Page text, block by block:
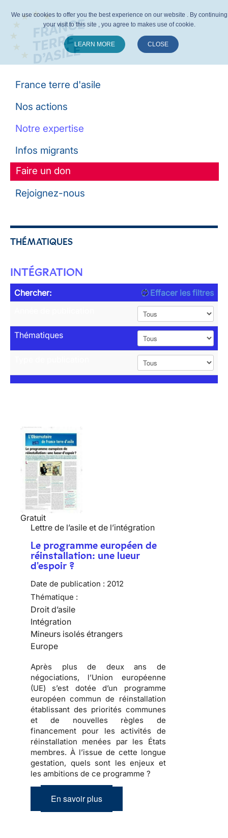
France terre d'asile
Nos actions
Notre expertise
Infos migrants
Faire un don
Rejoignez-nous
THÉMATIQUES
INTÉGRATION
Chercher:
Effacer les filtres
Thématiques
Gratuit
Lettre de l’asile et de l’intégration
Le programme européen de
réinstallation: une lueur
d'espoir ?
Date de publication : 2012
Thématique :
Droit d’asile
Intégration
Mineurs isolés étrangers
Europe
Après plus de deux ans de
négociations, l’Union européenne
(UE) s’est dotée d’un programme
européen commun de réinstallation
établissant des priorités communes
et de nouvelles règles de
financement pour les activités de
réinstallation menées par les États
membres. À l’issue de cette longue
gestation, quels sont les enjeux et
les ambitions de ce programme ?
En savoir plus
We use cookies to offer you the best experience on our website . By continuing
your visit to this site , you agree to makes use of cookie.
LEARN MORE CLOSE